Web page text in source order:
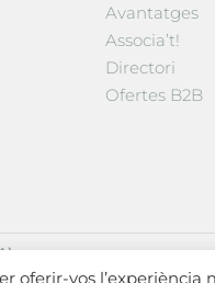
Avantatges
Associa’t!
Directori
Ofertes B2B
(Barcelona)
oferir-vos